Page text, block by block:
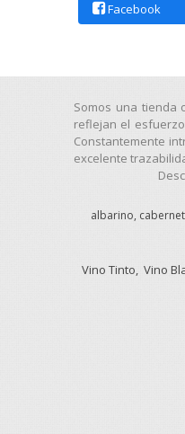
Facebook
Somos una tienda
reflejan el
Constantemente
excelente
albarino
Vino Tinto Vino